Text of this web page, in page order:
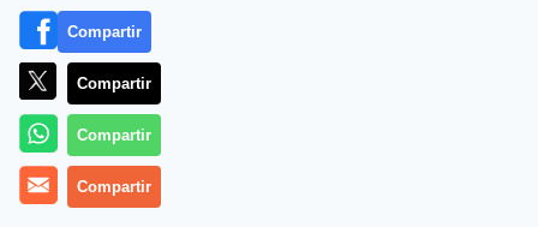
Compartir
Compartir
Compartir
Compartir